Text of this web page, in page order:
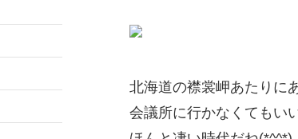
北海道の襟裳岬あたりに
会議所に行かなくてもいい